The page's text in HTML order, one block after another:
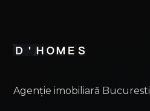
Agenție imobiliară Bucuresti